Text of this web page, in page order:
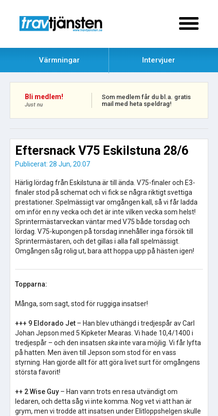
Värmningar Intervjuer
Bli medlem!
Just nu
Som medlem får du bl.a. gratis
mail med heta speldrag!
Eftersnack V75 Eskilstuna 28/6
Publicerat: 28 Jun, 20:07
Härlig lördag från Eskilstuna är till ända. V75-finaler och E3-
finaler stod på schemat och vi fick se några riktigt svettiga
prestationer. Spelmässigt var omgången kall, så vi får ladda
om inför en ny vecka och det är inte vilken vecka som helst!
Sprintermästarveckan väntar med V75 både torsdag och
lördag. V75-kupongen på torsdag innehåller inga försök till
Sprintermästaren, och det gillas i alla fall spelmässigt.
Omgången såg rolig ut, bara att hoppa upp på hästen igen!
Topparna:
Många, som sagt, stod för ruggiga insatser!
+++ 9 Eldorado Jet – Han blev uthängd i tredjespår av Carl
Johan Jepson med 5 Kipketer Mearas. Vi hade 10,4/1400 i
tredjespår – och den insatsen skainte vara möjlig. Vi får lyfta
på hatten. Men även till Jepson som stod för en vass
styrning. Han gjorde allt för att göra livet surt för omgångens
största favorit!
++ 2 Wise Guy – Han vann trots en resa utvändigt om
ledaren, och detta såg vi inte komma. Nog vet vi att han är
grym, men vi trodde att insatsen under Elitloppshelgen skulle